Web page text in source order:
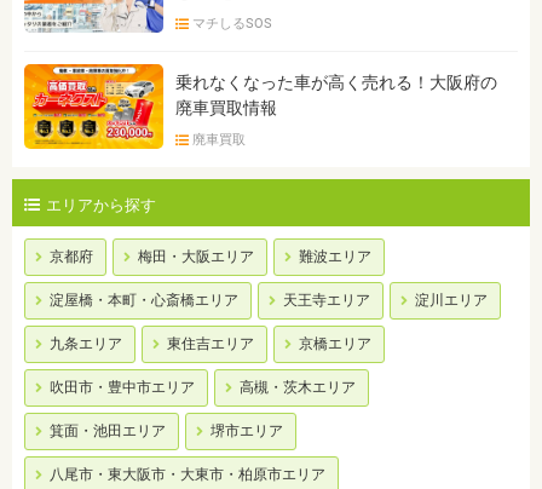
マチしるSOS
乗れなくなった車が高く売れる！大阪府の
廃車買取情報
廃車買取
エリアから探す
京都府 梅田・大阪エリア 難波エリア
淀屋橋・本町・心斎橋エリア 天王寺エリア 淀川エリア
九条エリア 東住吉エリア 京橋エリア
吹田市・豊中市エリア 高槻・茨木エリア
箕面・池田エリア 堺市エリア
八尾市・東大阪市・大東市・柏原市エリア